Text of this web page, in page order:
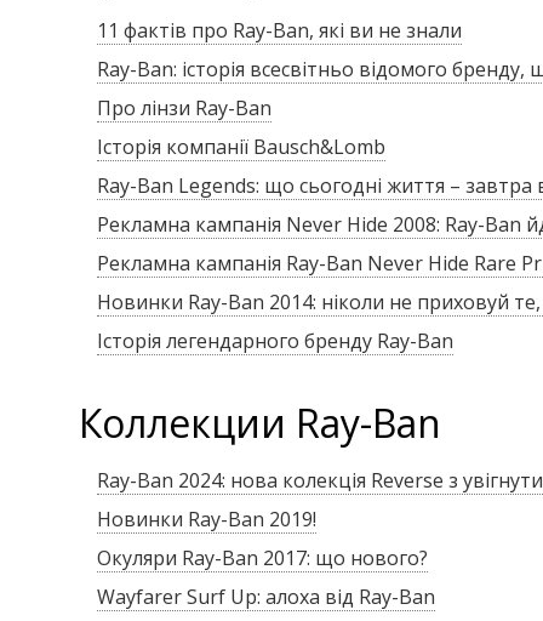
11 фактів про Ray-Ban, які ви не знали
Ray-Ban: історія всесвітньо відомого
Про лінзи Ray-Ban
Історія компанії Bausch&Lomb
Ray-Ban Legends: що сьогодні життя – завтра
Рекламна кампанія Never Hide 2008: Ray-Ban
Рекламна кампанія Ray-Ban Never Hide Rare
Новинки Ray-Ban 2014: ніколи не приховуй
Історія легендарного бренду Ray-Ban
Коллекции Ray-Ban
Ray-Ban 2024: нова колекція Reverse з
Новинки Ray-Ban 2019!
Окуляри Ray-Ban 2017: що нового?
Wayfarer Surf Up: алоха від Ray-Ban